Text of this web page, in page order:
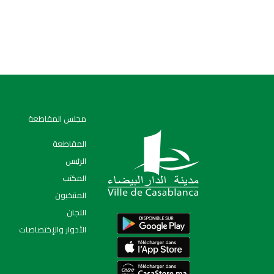
مجلس المقاطعة
المقاطعة
الرئيس
المكتب
المنتخبون
اﻟﻠﺠﺎن
الأدوار والإختصاصات